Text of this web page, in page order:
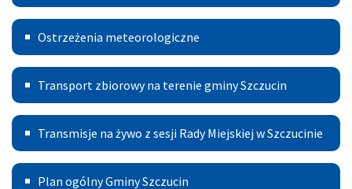
Kotłów
Ostrzeżenia
meteorologiczne
Ostrzeżenia meteorologiczne
Transport
Publiczny
Transport zbiorowy na terenie gminy Szczucin
Transmisje
na
żywo
Transmisje na żywo z sesji Rady Miejskiej w Szczucinie
PlanPlan ogólny Gminy Szczucin